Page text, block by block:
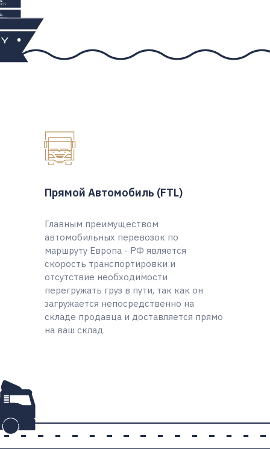
Главным преимуществом
автомобильных перевозок по
маршруту Европа - РФ является
скорость транспортировки и
отсутствие необходимости
перегружать груз в пути, так как он
загружается непосредственно на
складе продавца и доставляется прямо
на ваш склад.
Прямой Автомобиль (FTL)